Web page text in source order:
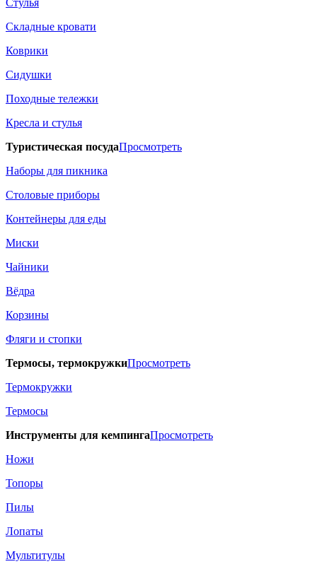
Стулья
Складные кровати
Коврики
Сидушки
Походные тележки
Кресла и стулья
Туристическая посудаПросмотреть
Наборы для пикника
Столовые приборы
Контейнеры для еды
Миски
Чайники
Вёдра
Корзины
Фляги и стопки
Термосы, термокружкиПросмотреть
Термокружки
Термосы
Инструменты для кемпингаПросмотреть
Ножи
Топоры
Пилы
Лопаты
Мультитулы